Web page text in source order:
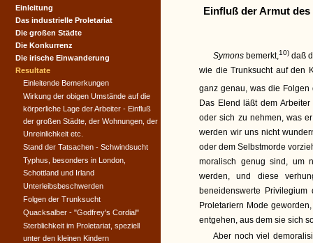
Einfluß der Armut
Symons bemerkt,10) daß
wie die Trunksucht auf den
ganz genau, was die Folgen
Das Elend läßt dem
oder sich zu nehmen, was
werden wir uns nicht
oder dem Selbstmorde
moralisch genug sind, um
werden, und diese
beneidenswerte
Proletariern Mode
entgehen, aus dem sie sich
Aber noch viel
Einleitung
Das industrielle Proletariat
Die großen Städte
Die Konkurrenz
Die irische Einwanderung
Resultate
Einleitende Bemerkungen
Wirkung der obigen Umstände auf die
körperliche Lage der Arbeiter - Einfluß
der großen Städte, der Wohnungen, der
Unreinlichkeit etc.
Stand der Tatsachen - Schwindsucht
Typhus, besonders in London,
Schottland und Irland
Unterleibsbeschwerden
Folgen der Trunksucht
Quacksalber - "Godfrey's Cordial"
Sterblichkeit im Proletariat, speziell
unter den kleinen Kindern